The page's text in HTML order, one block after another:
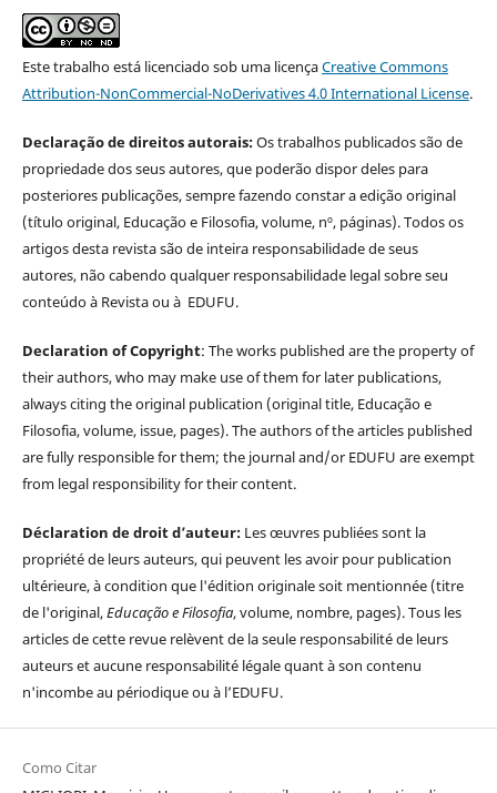
Este trabalho está licenciado sob uma licençaCreative Commons
Attribution-NonCommercial-NoDerivatives 4.0 International License.
Declaração de direitos autorais:Os trabalhos publicados são de
propriedade dos seus autores, que poderão dispor deles para
posteriores publicações, sempre fazendo constar a edição original
(título original, Educação e Filosofia, volume, nº, páginas). Todos os
artigos desta revista são de inteira responsabilidade de seus
autores, não cabendo qualquer responsabilidade legal sobre seu
conteúdo à Revista ou à EDUFU.
Declaration of Copyright: The works published are the property of
their authors, who may make use of them for later publications,
always citing the original publication (original title, Educação e
Filosofia, volume, issue, pages). The authors of the articles published
are fully responsible for them; the journal and/or EDUFU are exempt
from legal responsibility for their content.
Déclaration de droit d’auteur: Les œuvres publiées sont la
propriété de leurs auteurs, qui peuvent les avoir pour publication
ultérieure, à condition que l'édition originale soit mentionnée (titre
de l'original,Educação e Filosofia, volume, nombre, pages). Tous les
articles de cette revue relèvent de la seule responsabilité de leurs
auteurs et aucune responsabilité légale quant à son contenu
n'incombe au périodique ou à l’EDUFU.
Como Citar